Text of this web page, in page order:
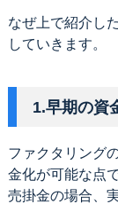
なぜ上で紹介し
していきます。
1.早期の資
ファクタリング
金化が可能な点で
売掛金の場合、